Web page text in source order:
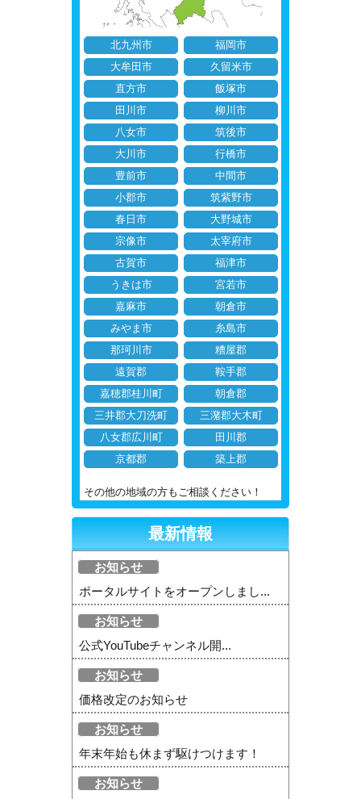
北九州市
福岡市
大牟田市
久留米市
直方市
飯塚市
田川市
柳川市
八女市
筑後市
大川市
行橋市
豊前市
中間市
小郡市
筑紫野市
春日市
大野城市
宗像市
太宰府市
古賀市
福津市
うきは市
宮若市
嘉麻市
朝倉市
みやま市
糸島市
那珂川市
糟屋郡
遠賀郡
鞍手郡
嘉穂郡桂川町
朝倉郡
三井郡大刀洗町
三潴郡大木町
八女郡広川町
田川郡
京都郡
築上郡
その他の地域の方もご相談ください！
最新情報
お知らせ
ポータルサイトをオープンしまし...
お知らせ
公式YouTubeチャンネル開...
お知らせ
価格改定のお知らせ
お知らせ
年末年始も休まず駆けつけます！
お知らせ